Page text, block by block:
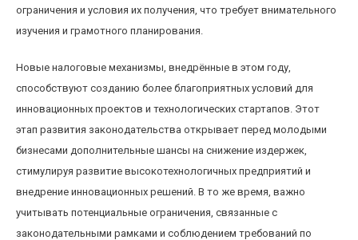
ограничения и условия их получения, что требует внимательного
изучения и грамотного планирования.
Новые налоговые механизмы, внедрённые в этом году,
способствуют созданию более благоприятных условий для
инновационных проектов и технологических стартапов. Этот
этап развития законодательства открывает перед молодыми
бизнесами дополнительные шансы на снижение издержек,
стимулируя развитие высокотехнологичных предприятий и
внедрение инновационных решений. В то же время, важно
учитывать потенциальные ограничения, связанные с
законодательными рамками и соблюдением требований по